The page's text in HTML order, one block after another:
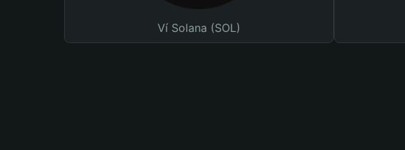
Ví Solana (SOL)